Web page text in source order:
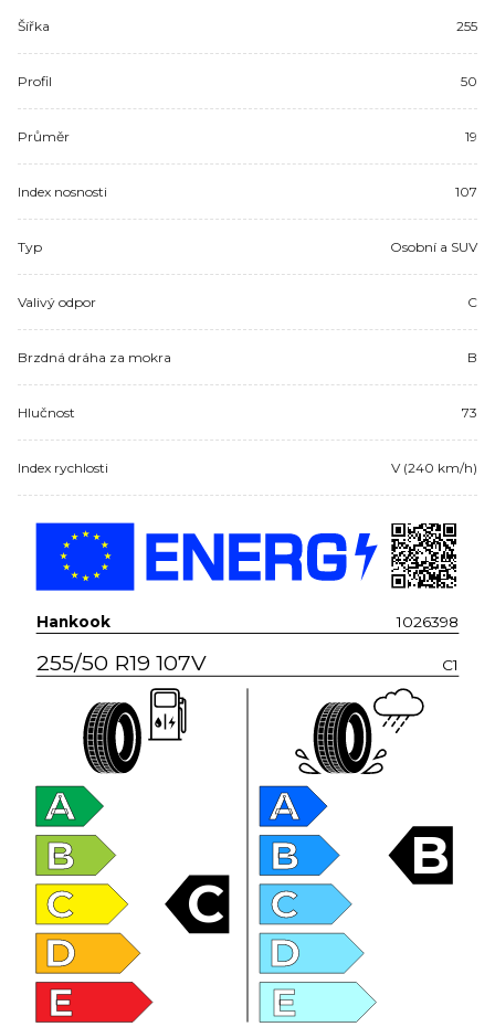
Šířka 255
Profil 50
Průměr 19
Index nosnosti 107
Typ Osobní a SUV
Valivý odpor C
Brzdná dráha za mokra B
Hlučnost 73
Index rychlosti V (240 km/h)
Hankook 1026398
255/50 R19 107V C1
A
B
C
D
E
C
A
B
C
D
E
B